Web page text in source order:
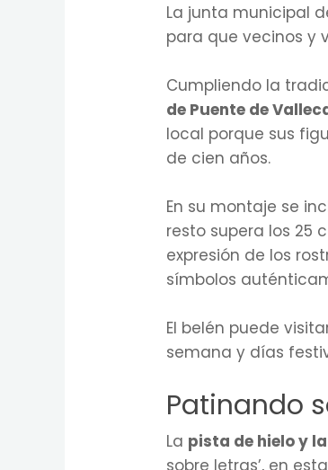
La junta municipal
para que vecinos y
Cumpliendo la
de Puente de
local porque sus
de cien años.
En su montaje se
resto supera los 25
expresión de los
símbolos
El belén puede
semana y días
Patinando
La pista de hielo y
sobre letras’, en